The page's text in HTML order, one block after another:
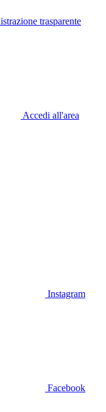
trasparente
Accedi all'area
Instagram
Facebook